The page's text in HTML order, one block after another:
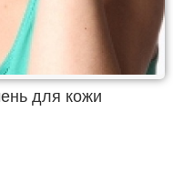
для кожи